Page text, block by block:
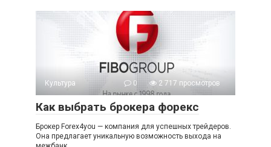
Культура 0 2 717 просмотров
Как выбрать брокера форекс
Брокер Forex4you — компания для успешных трейдеров.
Она предлагает уникальную возможность выхода на